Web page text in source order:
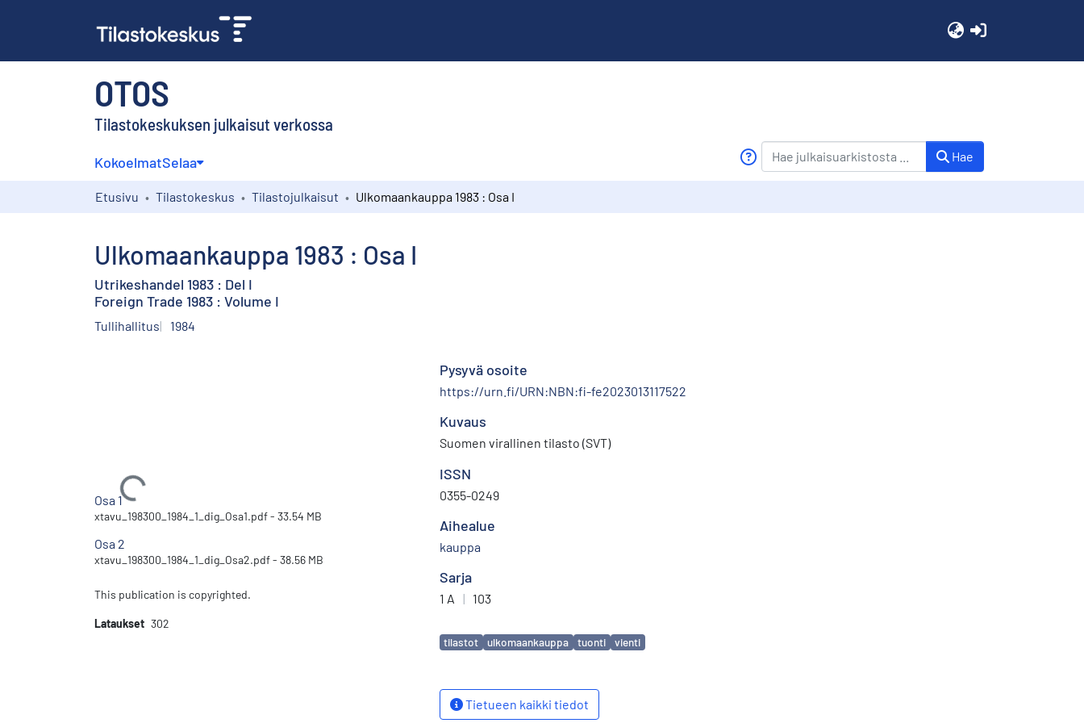
OTOS
Tilastokeskuksen julkaisut verkossa
KokoelmatSelaa Hae
Etusivu Tilastokeskus Tilastojulkaisut Ulkomaankauppa 1983 : Osa I
Ulkomaankauppa 1983 : Osa I
Utrikeshandel 1983 : Del I
Foreign Trade 1983 : Volume I
Tullihallitus 1984
Ladataan...
Osa 1
xtavu_198300_1984_1_dig_Osa1.pdf - 33.54 MB
Osa 2
xtavu_198300_1984_1_dig_Osa2.pdf - 38.56 MB
This publication is copyrighted.
Lataukset 302
Pysyvä osoite
https://urn.fi/URN:NBN:fi-fe2023013117522
Kuvaus
Suomen virallinen tilasto (SVT)
ISSN
0355-0249
Aihealue
kauppa
Sarja
1 A | 103
Avainsanat
tilastot ulkomaankauppa tuonti vienti
Tietueen kaikki tiedot